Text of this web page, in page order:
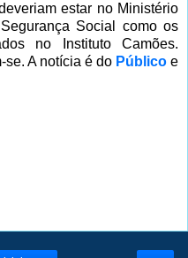
estar no Ministério
Social como os
no Instituto Camões.
se. A notícia é do Público e